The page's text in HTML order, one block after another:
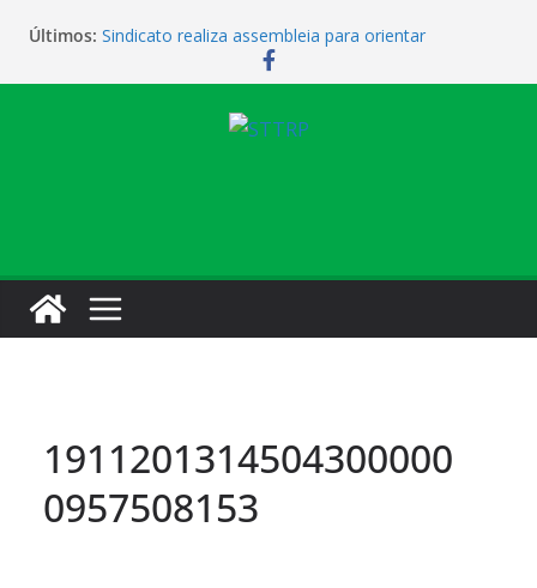
Últimos: Sindicato realiza assembleia para orientar
cobradores sobre novas possibilidades de
qualificação e recolocação profissional
Sindicato promove encontro para orientar
cobradores sobre qualificação e recolocação
1911201314504300000
0957508153